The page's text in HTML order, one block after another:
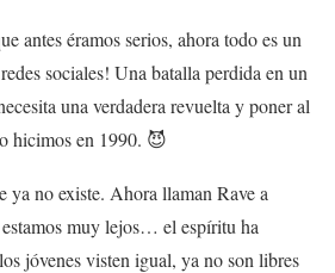
antes éramos serios, ahora todo es un
sociales! Una batalla perdida en un
una verdadera revuelta y poner al
hicimos en 1990. 😈
ya no existe. Ahora llaman Rave a
muy lejos… el espíritu ha
jóvenes visten igual, ya no son libres